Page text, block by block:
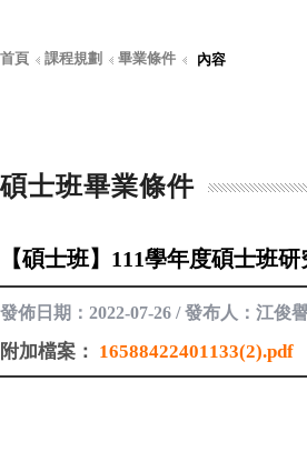
首頁 課程規劃 畢業條件 內容
碩士班畢業條件
【碩士班】111學年度碩士班
發佈日期：2022-07-26 / 發布人：江俊
附加檔案： 16588422401133(2).pdf